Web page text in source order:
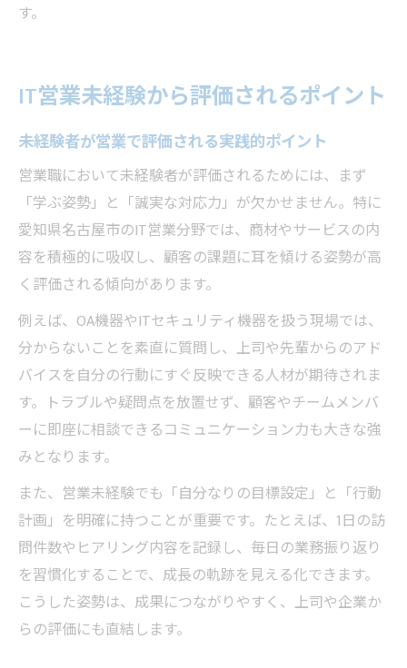
す。
IT営業未経験から評価されるポイント
未経験者が営業で評価される実践的ポイント
営業職において未経験者が評価されるためには、まず
「学ぶ姿勢」と「誠実な対応力」が欠かせません。特に
愛知県名古屋市のIT営業分野では、商材やサービスの内
容を積極的に吸収し、顧客の課題に耳を傾ける姿勢が高
く評価される傾向があります。
例えば、OA機器やITセキュリティ機器を扱う現場では、
分からないことを素直に質問し、上司や先輩からのアド
バイスを自分の行動にすぐ反映できる人材が期待されま
す。トラブルや疑問点を放置せず、顧客やチームメンバ
ーに即座に相談できるコミュニケーション力も大きな強
みとなります。
また、営業未経験でも「自分なりの目標設定」と「行動
計画」を明確に持つことが重要です。たとえば、1日の訪
問件数やヒアリング内容を記録し、毎日の業務振り返り
を習慣化することで、成長の軌跡を見える化できます。
こうした姿勢は、成果につながりやすく、上司や企業か
らの評価にも直結します。